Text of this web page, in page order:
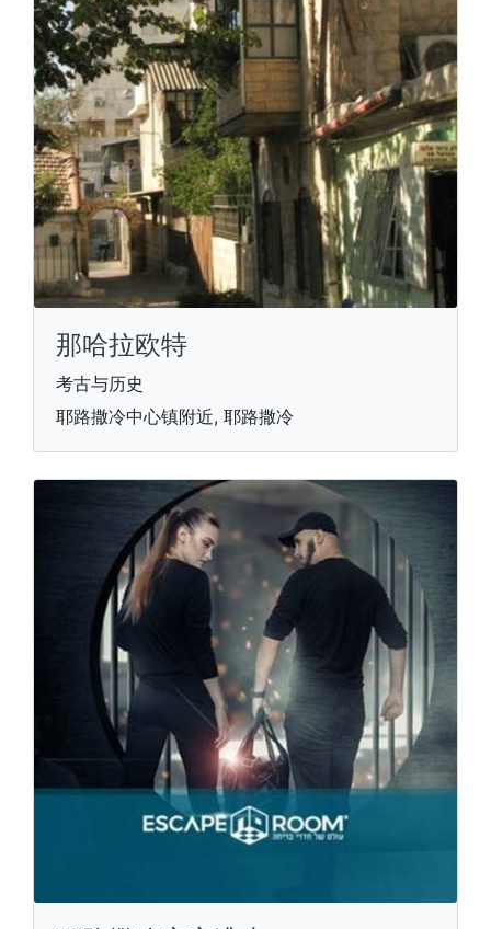
那哈拉欧特
考古与历史
耶路撒冷中心镇附近, 耶路撒冷